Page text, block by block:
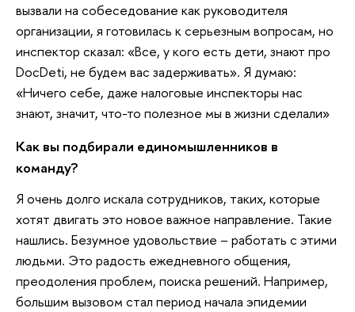
вызвали на собеседование как руководителя
организации, я готовилась к серьезным вопросам, но
инспектор сказал: «Все, у кого есть дети, знают про
DocDeti, не будем вас задерживать». Я думаю:
«Ничего себе, даже налоговые инспекторы нас
знают, значит, что-то полезное мы в жизни сделали»
Как вы подбирали единомышленников в
команду?
Я очень долго искала сотрудников, таких, которые
хотят двигать это новое важное направление. Такие
нашлись. Безумное удовольствие – работать с этими
людьми. Это радость ежедневного общения,
преодоления проблем, поиска решений. Например,
большим вызовом стал период начала эпидемии